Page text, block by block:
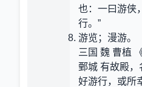
也：一曰游侠
行。”
游览；漫游。
三国 魏 曹植
鄄城 有故殿，
好游行，或所